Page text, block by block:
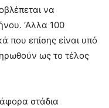
να
‘Αλλα 100
που επίσης είναι υπό
ως το τέλος
στάδια